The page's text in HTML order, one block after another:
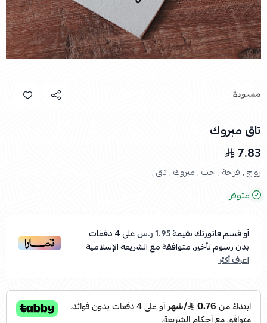
تاق مبروك
7.83
زواج ,فرحة ,حب ,مبروك ,تاق ,
متوفر
أو قسم فاتورتك بقيمة1.95 ر.س على4دفعات
بدون رسوم تأخير، متوافقة مع الشريعة الإسلامية
اعرف أكثر